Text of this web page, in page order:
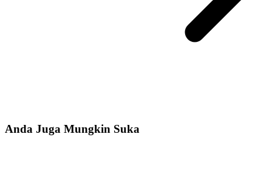
Anda Juga Mungkin Suka